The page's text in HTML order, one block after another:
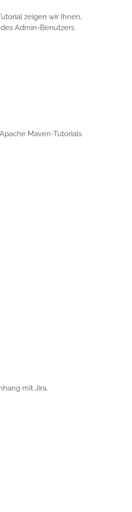
zeigen wir Ihnen,
Admin-Benutzers
Maven-Tutorials
mit Jira.